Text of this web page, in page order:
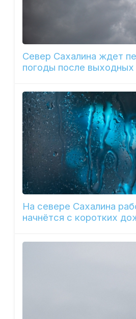
Север Сахалина ждет
погоды после выходных
На севере Сахалина
начнётся с коротких